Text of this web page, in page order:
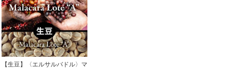
【生豆】〈エルサルバドル〉マ